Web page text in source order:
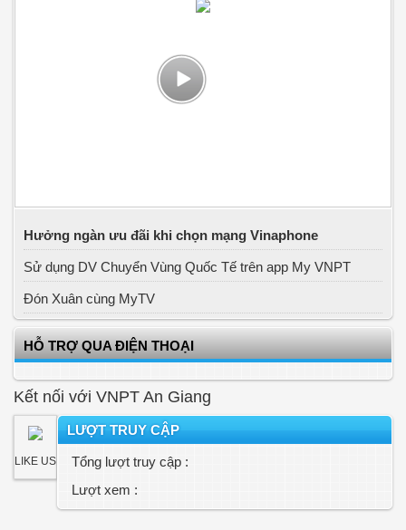
Hưởng ngàn ưu đãi khi chọn mạng Vinaphone
Sử dụng DV Chuyển Vùng Quốc Tế trên app My VNPT
Đón Xuân cùng MyTV
HỖ TRỢ QUA ĐIỆN THOẠI
Kết nối với VNPT An Giang
LIKE US
LƯỢT TRUY CẬP
Tổng lượt truy cập :
Lượt xem :